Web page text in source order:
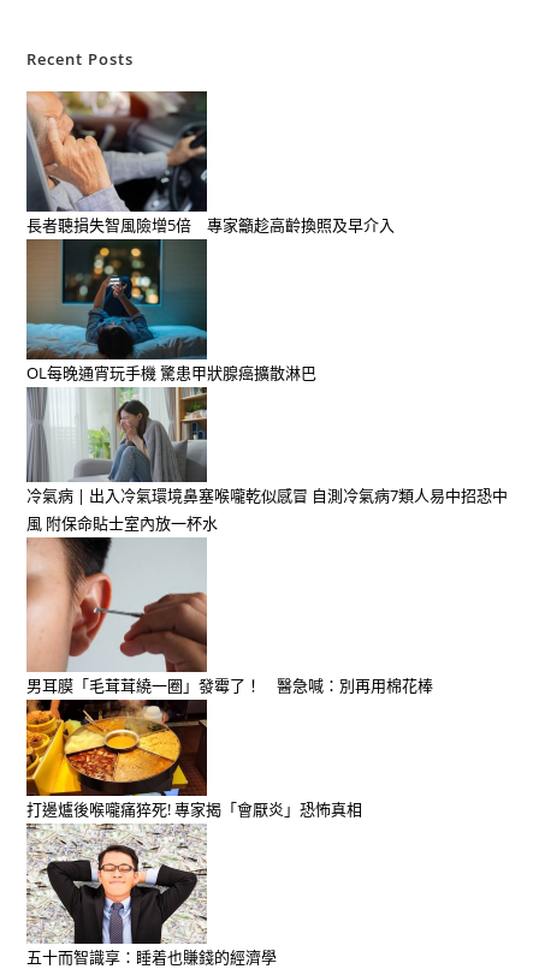
Recent Posts
長者聽損失智風險增5倍 專家籲趁高齡換照及早介入
OL每晚通宵玩手機 驚患甲狀腺癌擴散淋巴
冷氣病 | 出入冷氣環境鼻塞喉嚨乾似感冒 自測冷氣病7類人易中招恐中
風 附保命貼士室內放一杯水
男耳膜「毛茸茸繞一圈」發霉了！ 醫急喊：別再用棉花棒
打邊爐後喉嚨痛猝死! 專家揭「會厭炎」恐怖真相
五十而智識享：睡着也賺錢的經濟學